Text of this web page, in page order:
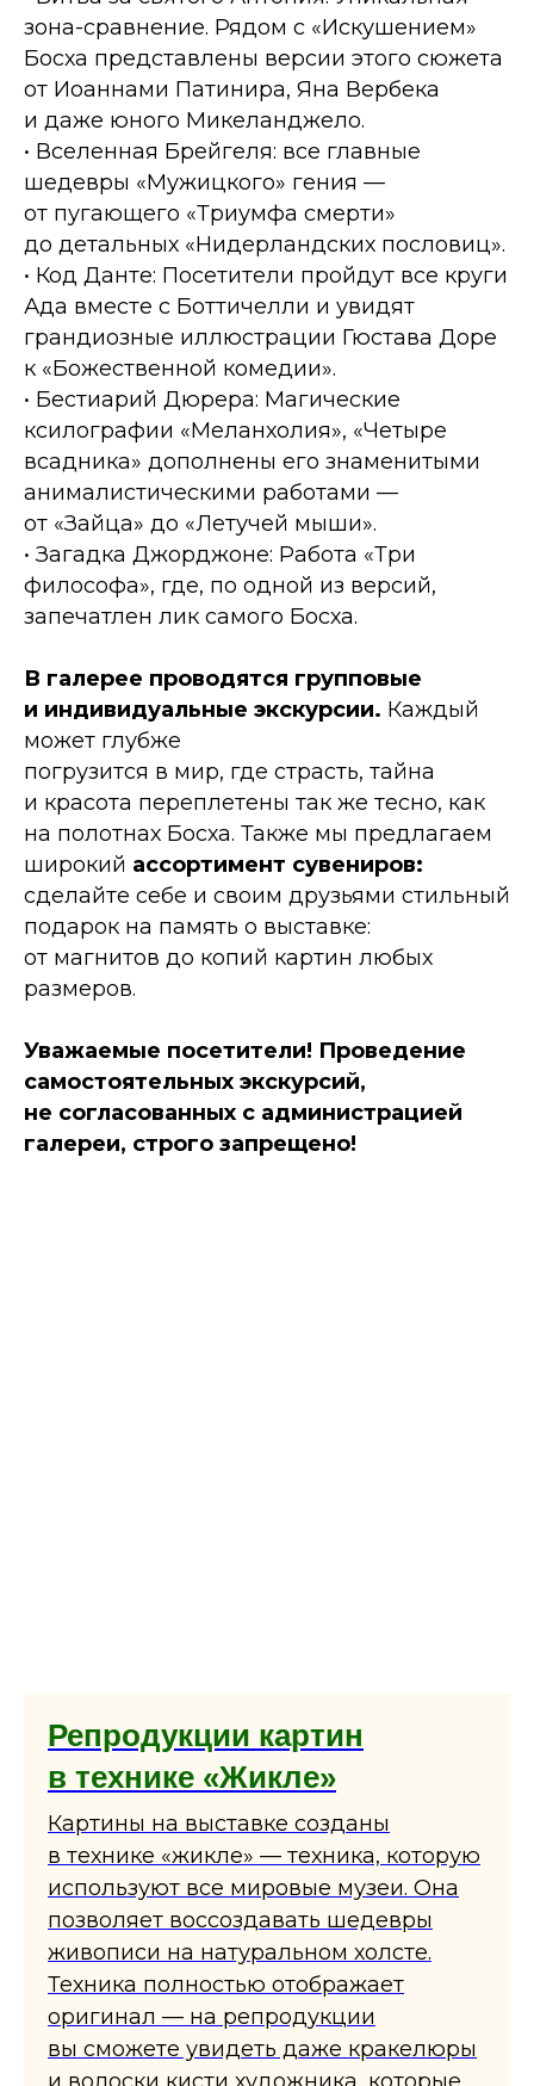
зона-сравнение. Рядом с «Искушением»
Босха представлены версии этого сюжета
от Иоаннами Патинира, Яна Вербека
и даже юного Микеланджело.
• Вселенная Брейгеля: все главные
шедевры «Мужицкого» гения —
от пугающего «Триумфа смерти»
до детальных «Нидерландских пословиц».
• Код Данте: Посетители пройдут все круги
Ада вместе с Боттичелли и увидят
грандиозные иллюстрации Гюстава Доре
к «Божественной комедии».
• Бестиарий Дюрера: Магические
ксилографии «Меланхолия», «Четыре
всадника» дополнены его знаменитыми
анималистическими работами —
от «Зайца» до «Летучей мыши».
• Загадка Джорджоне: Работа «Три
философа», где, по одной из версий,
запечатлен лик самого Босха.
В галерее проводятся групповые
и индивидуальные экскурсии. Каждый
может глубже
погрузится в мир, где страсть, тайна
и красота переплетены так же тесно, как
на полотнах Босха. Также мы предлагаем
широкий ассортимент сувениров:
сделайте себе и своим друзьями стильный
подарок на память о выставке:
от магнитов до копий картин любых
размеров.
Уважаемые посетители! Проведение
самостоятельных экскурсий,
не согласованных с администрацией
галереи, строго запрещено!
Репродукции картин
в технике «Жикле»
Картины на выставке созданы
в технике «жикле» — техника, которую
используют все мировые музеи. Она
позволяет воссоздавать шедевры
живописи на натуральном холсте.
Техника полностью отображает
оригинал — на репродукции
вы сможете увидеть даже кракелюры